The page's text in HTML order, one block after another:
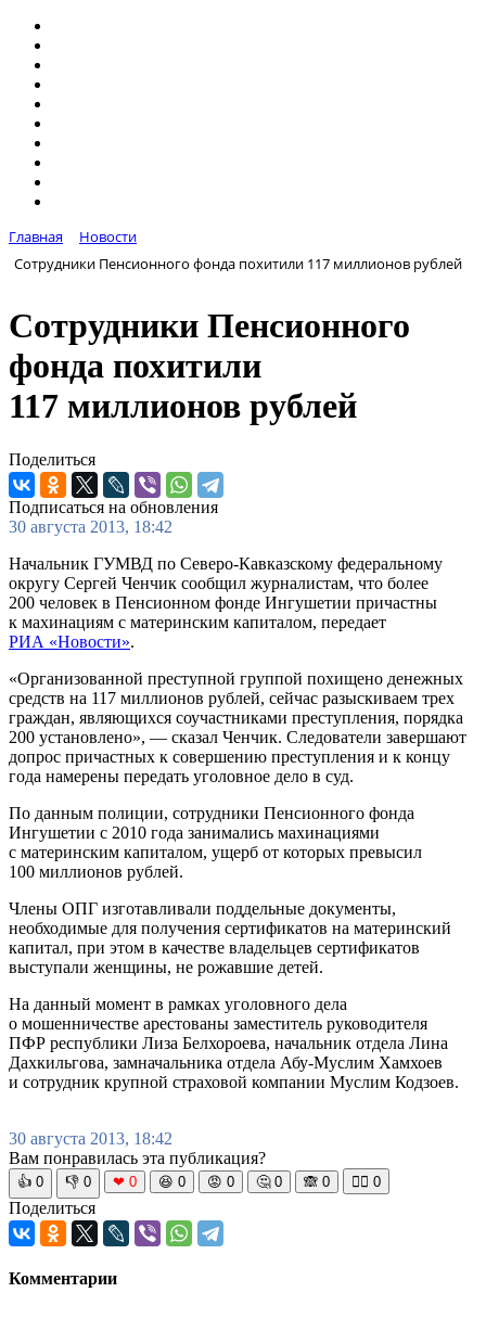
Главная
Новости
Сотрудники Пенсионного фонда похитили 117 миллионов рублей
Сотрудники Пенсионного
фонда похитили
117 миллионов рублей
Поделиться
Подписаться на обновления
30 августа 2013, 18:42
Начальник ГУМВД по Северо-Кавказскому федеральному
округу Сергей Ченчик сообщил журналистам, что более
200 человек в Пенсионном фонде Ингушетии причастны
к махинациям с материнским капиталом, передает
РИА «Новости».
«Организованной преступной группой похищено денежных
средств на 117 миллионов рублей, сейчас разыскиваем трех
граждан, являющихся соучастниками преступления, порядка
200 установлено», — сказал Ченчик. Следователи завершают
допрос причастных к совершению преступления и к концу
года намерены передать уголовное дело в суд.
По данным полиции, сотрудники Пенсионного фонда
Ингушетии с 2010 года занимались махинациями
с материнским капиталом, ущерб от которых превысил
100 миллионов рублей.
Члены ОПГ изготавливали поддельные документы,
необходимые для получения сертификатов на материнский
капитал, при этом в качестве владельцев сертификатов
выступали женщины, не рожавшие детей.
На данный момент в рамках уголовного дела
о мошенничестве арестованы заместитель руководителя
ПФР республики Лиза Белхороева, начальник отдела Лина
Дахкильгова, замначальника отдела Абу-Муслим Хамхоев
и сотрудник крупной страховой компании Муслим Кодзоев.
30 августа 2013, 18:42
Вам понравилась эта публикация?
👍 0 👎 0 ❤ 0 😆 0 😡 0 🤔 0 🙈 0 🧘‍♀️ 0
Поделиться
Комментарии